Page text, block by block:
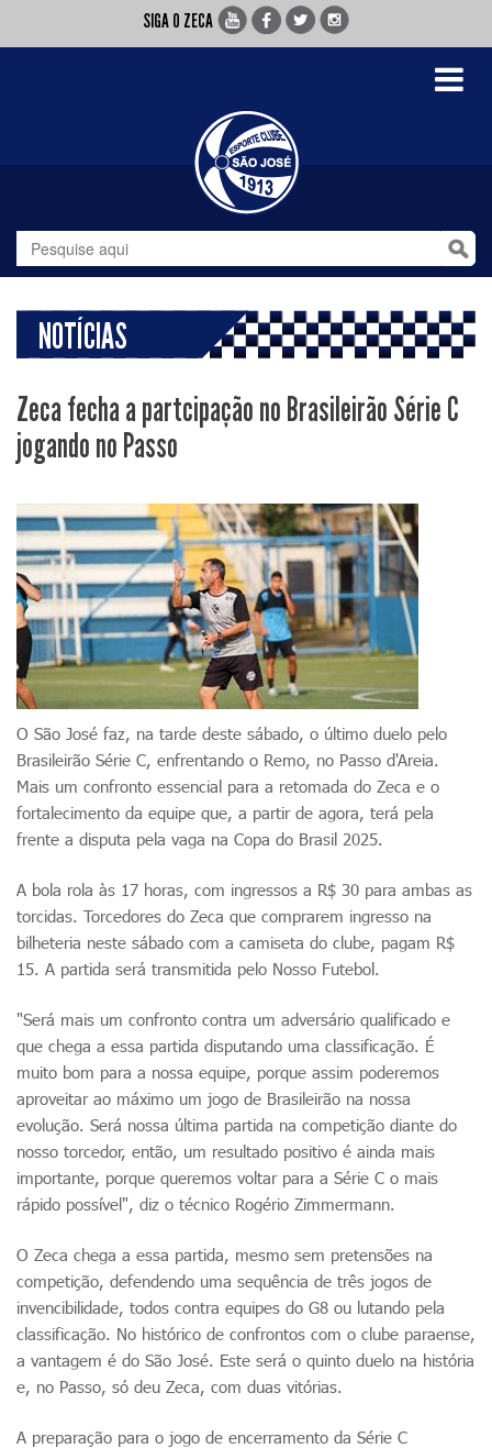
SIGA O ZECA
Toggle
NOTÍCIAS
Zeca fecha a partcipação no Brasileirão Série C
jogando no Passo
O São José faz, na tarde deste sábado, o último duelo pelo
Brasileirão Série C, enfrentando o Remo, no Passo d'Areia.
Mais um confronto essencial para a retomada do Zeca e o
fortalecimento da equipe que, a partir de agora, terá pela
frente a disputa pela vaga na Copa do Brasil 2025.
A bola rola às 17 horas, com ingressos a R$ 30 para ambas as
torcidas. Torcedores do Zeca que comprarem ingresso na
bilheteria neste sábado com a camiseta do clube, pagam R$
15. A partida será transmitida pelo Nosso Futebol.
"Será mais um confronto contra um adversário qualificado e
que chega a essa partida disputando uma classificação. É
muito bom para a nossa equipe, porque assim poderemos
aproveitar ao máximo um jogo de Brasileirão na nossa
evolução. Será nossa última partida na competição diante do
nosso torcedor, então, um resultado positivo é ainda mais
importante, porque queremos voltar para a Série C o mais
rápido possível", diz o técnico Rogério Zimmermann.
O Zeca chega a essa partida, mesmo sem pretensões na
competição, defendendo uma sequência de três jogos de
invencibilidade, todos contra equipes do G8 ou lutando pela
classificação. No histórico de confrontos com o clube paraense,
a vantagem é do São José. Este será o quinto duelo na história
e, no Passo, só deu Zeca, com duas vitórias.
A preparação para o jogo de encerramento da Série C